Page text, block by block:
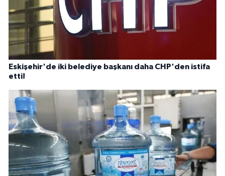
Eskişehir'de iki belediye başkanı daha CHP'den istifa
etti!